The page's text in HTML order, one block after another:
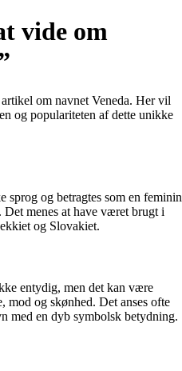
vide om
om navnet Veneda. Her vil
og populariteten af dette unikke
sprog og betragtes som en feminin
menes at have været brugt i
og Slovakiet.
entydig, men det kan være
mod og skønhed. Det anses ofte
med en dyb symbolsk betydning.